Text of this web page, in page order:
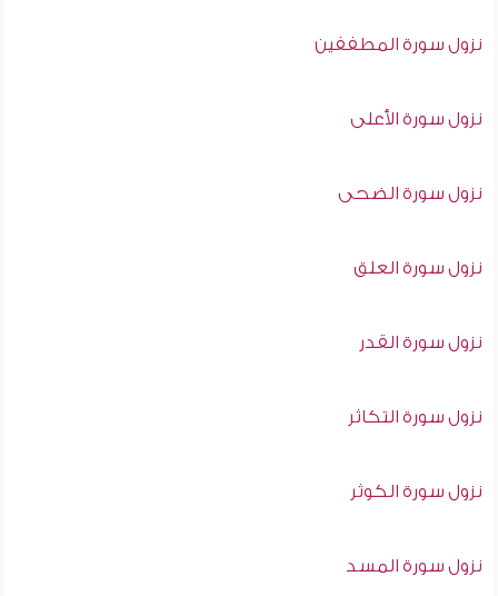
نزول سورة المطففين
نزول سورة الأعلى
نزول سورة الضحى
نزول سورة العلق
نزول سورة القدر
نزول سورة التكاثر
نزول سورة الكوثر
نزول سورة المسد